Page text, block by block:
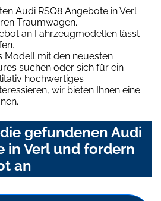
Audi RSQ8 Angebote in Verl
Traumwagen.
an Fahrzeugmodellen lässt
Modell mit den neuesten
suchen oder sich für ein
hochwertiges
wir bieten Ihnen eine
gefundenen Audi
in Verl und fordern
an